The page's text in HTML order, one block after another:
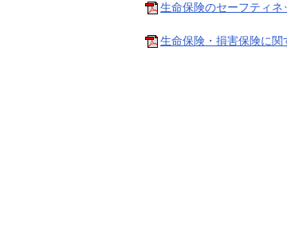
生命保険のセーフティネ
生命保険・損害保険に関